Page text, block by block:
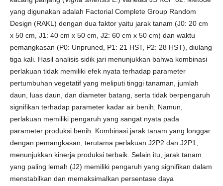
yang digunakan adalah Factorial Complete Group Random
Design (RAKL) dengan dua faktor yaitu jarak tanam (J0: 20 cm
x 50 cm, J1: 40 cm x 50 cm, J2: 60 cm x 50 cm) dan waktu
pemangkasan (P0: Unpruned, P1: 21 HST, P2: 28 HST), diulang
tiga kali. Hasil analisis sidik jari menunjukkan bahwa kombinasi
perlakuan tidak memiliki efek nyata terhadap parameter
pertumbuhan vegetatif yang meliputi tinggi tanaman, jumlah
daun, luas daun, dan diameter batang, serta tidak berpengaruh
signifikan terhadap parameter kadar air benih. Namun,
perlakuan memiliki pengaruh yang sangat nyata pada
parameter produksi benih. Kombinasi jarak tanam yang longgar
dengan pemangkasan, terutama perlakuan J2P2 dan J2P1,
menunjukkan kinerja produksi terbaik. Selain itu, jarak tanam
yang paling lemah (J2) memiliki pengaruh yang signifikan dalam
menstabilkan dan memaksimalkan persentase daya